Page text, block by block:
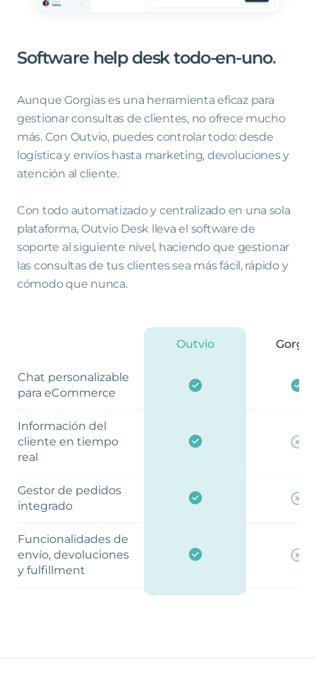
Software help desk todo-en-uno.
Aunque Gorgias es una herramienta eficaz para
gestionar consultas de clientes, no ofrece mucho
más. Con Outvio, puedes controlar todo: desde
logística y envíos hasta marketing, devoluciones y
atención al cliente.
Con todo automatizado y centralizado en una sola
plataforma, Outvio Desk lleva el software de
soporte al siguiente nivel, haciendo que gestionar
las consultas de tus clientes sea más fácil, rápido y
cómodo que nunca.
Outvio
Chat personalizable
para eCommerce
Información del
cliente en tiempo
real
Gestor de pedidos
integrado
Funcionalidades de
envío, devoluciones
y fulfillment